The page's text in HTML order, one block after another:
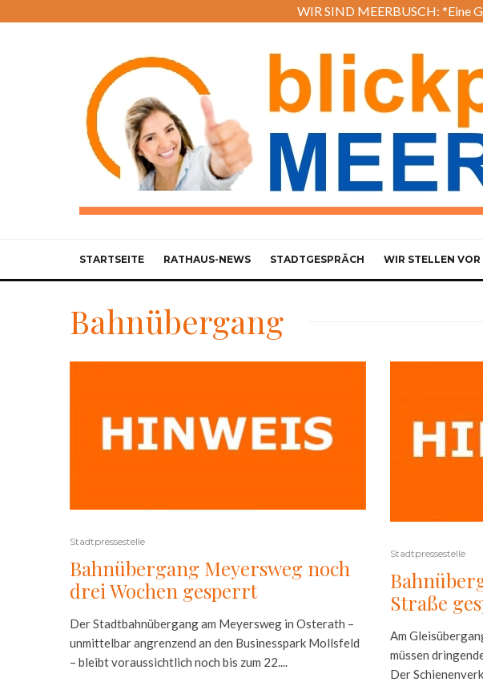
WIR SIND MEERBUSCH: *Eine
STARTSEITE RATHAUS-NEWS STADTGESPRÄCH WIR STELLEN VOR
Bahnübergang
Stadtpressestelle
Bahnübergang Meyersweg noch
drei Wochen gesperrt
Der Stadtbahnübergang am Meyersweg in Osterath –
unmittelbar angrenzend an den Businesspark Mollsfeld
– bleibt voraussichtlich noch bis zum 22....
Stadtpressestelle
Straße
Am
müssen
Der